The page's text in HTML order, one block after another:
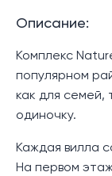
Описание:
Комплекс
популярном
как для семей,
одиночку.
Каждая вилла
На первом